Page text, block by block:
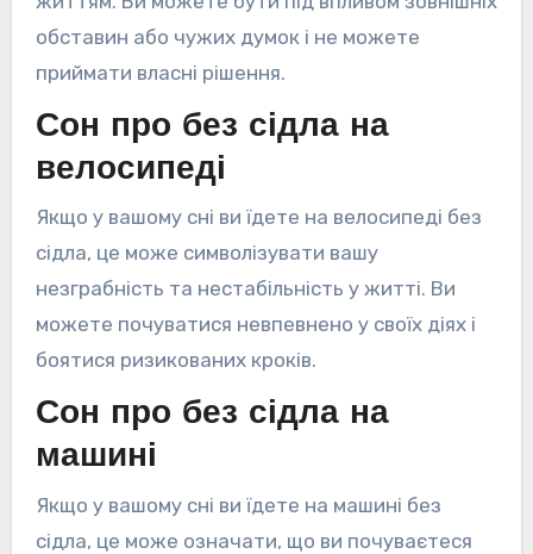
обставин або чужих думок і не можете
приймати власні рішення.
Сон про без сідла на
велосипеді
Якщо у вашому сні ви їдете на велосипеді без
сідла, це може символізувати вашу
незграбність та нестабільність у житті. Ви
можете почуватися невпевнено у своїх діях і
боятися ризикованих кроків.
Сон про без сідла на
машині
Якщо у вашому сні ви їдете на машині без
сідла, це може означати, що ви почуваєтеся